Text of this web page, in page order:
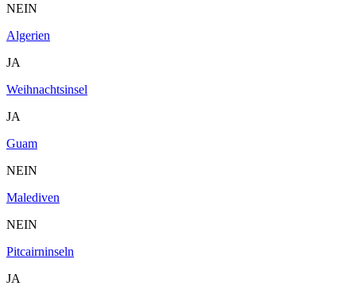
NEIN
Algerien
JA
Weihnachtsinsel
JA
Guam
NEIN
Malediven
NEIN
Pitcairninseln
JA